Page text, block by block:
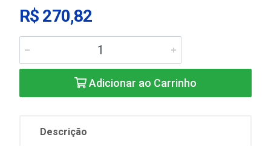
R$ 270,82
Adicionar ao Carrinho
Descrição